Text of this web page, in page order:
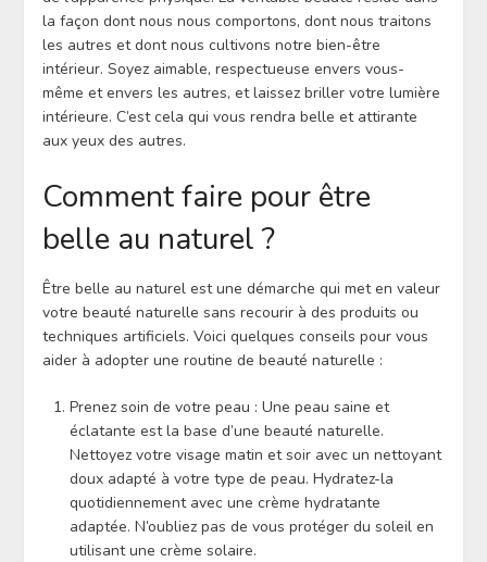
la façon dont nous nous comportons, dont nous traitons
les autres et dont nous cultivons notre bien-être
intérieur. Soyez aimable, respectueuse envers vous-
même et envers les autres, et laissez briller votre lumière
intérieure. C’est cela qui vous rendra belle et attirante
aux yeux des autres.
Comment faire pour être
belle au naturel ?
Être belle au naturel est une démarche qui met en valeur
votre beauté naturelle sans recourir à des produits ou
techniques artificiels. Voici quelques conseils pour vous
aider à adopter une routine de beauté naturelle :
Prenez soin de votre peau : Une peau saine et
éclatante est la base d’une beauté naturelle.
Nettoyez votre visage matin et soir avec un nettoyant
doux adapté à votre type de peau. Hydratez-la
quotidiennement avec une crème hydratante
adaptée. N’oubliez pas de vous protéger du soleil en
utilisant une crème solaire.